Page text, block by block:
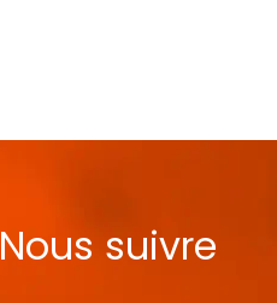
Nous suivre